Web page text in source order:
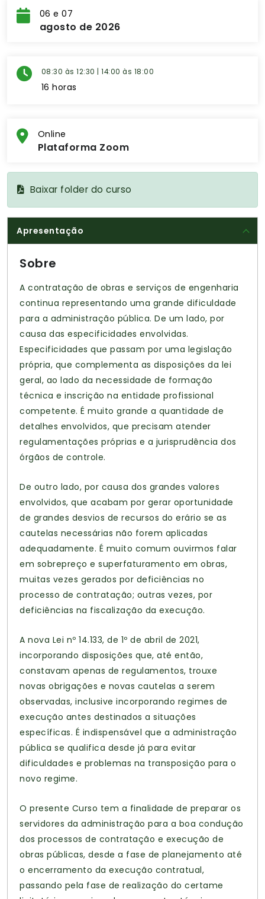
06 e 07
agosto de 2026
08:30 às 12:30 | 14:00 às 18:00
16 horas
Online
Plataforma Zoom
Baixar folder do curso
Apresentação
Sobre
A contratação de obras e serviços de engenharia
continua representando uma grande dificuldade
para a administração pública. De um lado, por
causa das especificidades envolvidas.
Especificidades que passam por uma legislação
própria, que complementa as disposições da lei
geral, ao lado da necessidade de formação
técnica e inscrição na entidade profissional
competente. É muito grande a quantidade de
detalhes envolvidos, que precisam atender
regulamentações próprias e a jurisprudência dos
órgãos de controle.
De outro lado, por causa dos grandes valores
envolvidos, que acabam por gerar oportunidade
de grandes desvios de recursos do erário se as
cautelas necessárias não forem aplicadas
adequadamente. É muito comum ouvirmos falar
em sobrepreço e superfaturamento em obras,
muitas vezes gerados por deficiências no
processo de contratação; outras vezes, por
deficiências na fiscalização da execução.
A nova Lei nº 14.133, de 1º de abril de 2021,
incorporando disposições que, até então,
constavam apenas de regulamentos, trouxe
novas obrigações e novas cautelas a serem
observadas, inclusive incorporando regimes de
execução antes destinados a situações
específicas. É indispensável que a administração
pública se qualifica desde já para evitar
dificuldades e problemas na transposição para o
novo regime.
O presente Curso tem a finalidade de preparar os
servidores da administração para a boa condução
dos processos de contratação e execução de
obras públicas, desde a fase de planejamento até
o encerramento da execução contratual,
passando pela fase de realização do certame